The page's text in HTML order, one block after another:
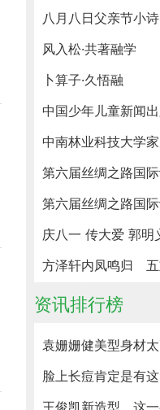
八月八日父亲节小诗
风入松·共著融学
卜算子·久悟融
资讯排行榜